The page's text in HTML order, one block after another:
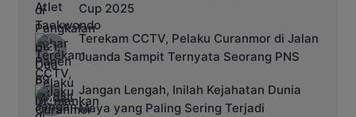
Cup 2025
Terekam CCTV, Pelaku Curanmor di Jalan
Juanda Sampit Ternyata Seorang PNS
Jangan Lengah, Inilah Kejahatan Dunia
Maya yang Paling Sering Terjadi